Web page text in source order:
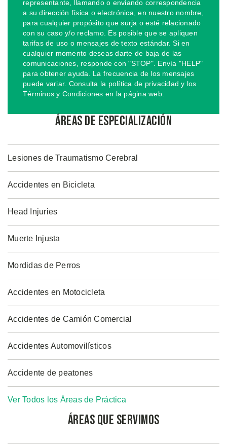
representante, llamando o enviando correspondencia
a su dirección física o electrónica, en nuestro nombre,
para cualquier propósito que surja o esté relacionado
con su caso y/o reclamo. Es posible que se apliquen
tarifas de uso o mensajes de texto estándar. Si en
cualquier momento deseas darte de baja de las
comunicaciones, responde con "STOP". Envía "HELP"
para obtener ayuda. La frecuencia de los mensajes
puede variar. Consulta la política de privacidad y los
Términos y Condiciones en la página web.
Áreas de Especialización
Lesiones de Traumatismo Cerebral
Accidentes en Bicicleta
Head Injuries
Muerte Injusta
Mordidas de Perros
Accidentes en Motocicleta
Accidentes de Camión Comercial
Accidentes Automovilísticos
Accidente de peatones
Ver Todos los Áreas de Práctica
Áreas que Servimos